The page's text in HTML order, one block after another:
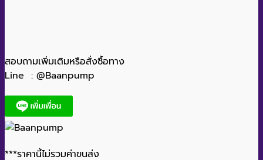
สอบถามเพิ่มเติมหรือสั่งซื้อทาง
Line : @Baanpump
***ราคานี้ไม่รวมค่าขนส่ง